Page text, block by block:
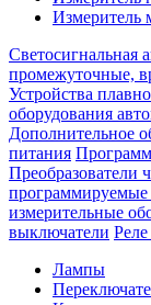
Измеритель
Светосигнальная
промежуточные,
Устройства
оборудования
Дополнительное
питания
программируемые
измерительные
выключатели
Лампы